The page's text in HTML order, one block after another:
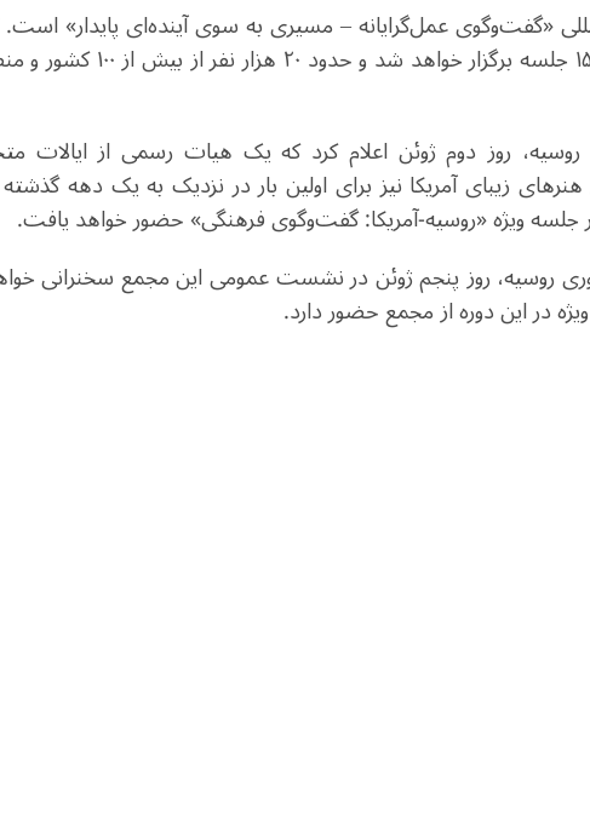
«گفت‌وگوی عمل‌گرایانه – مسیری به سوی آینده‌ای پایدار»
شده است که در این مجمع، بیش از ۱۵۰ جلسه برگزار خواهد شد
روز دوم ژوئن اعلام کرد که یک هیات رسمی از ایالات
زیبای آمریکا نیز برای اولین بار در نزدیک به یک دهه
ویژه «روسیه-آمریکا: گفت‌وگوی فرهنگی» حضور خواهد یافت.
روسیه، روز پنجم ژوئن در نشست عمومی این مجمع سخنرانی
در این دوره از مجمع حضور دارد.